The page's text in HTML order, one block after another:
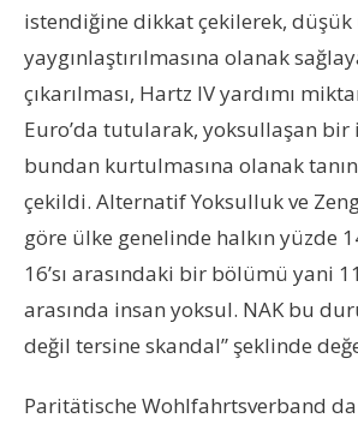
istendiğine dikkat çekilerek,
yaygınlaştırılmasına olanak
çıkarılması, Hartz IV yardımı
Euro’da tutularak, yoksullaşan bir
bundan kurtulmasına olanak
çekildi. Alternatif Yoksulluk ve
göre ülke genelinde halkın yüzde
16’sı arasındaki bir bölümü yani
arasında insan yoksul. NAK bu
değil tersine skandal” şeklinde
Paritätische Wohlfahrtsverband da